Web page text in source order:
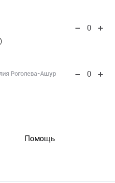
0
Роголева-Ашур 0
Помощь